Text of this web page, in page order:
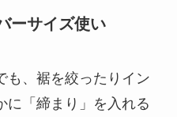
ーサイズ使い
も、裾を絞ったりイン
に「締まり」を入れる